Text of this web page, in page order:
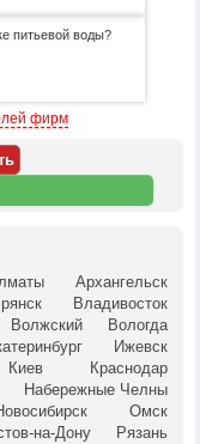
питьевой воды?
фирм
Архангельск
Владивосток
Волжский
Вологда
Ижевск
Киев
Краснодар
Набережные Челны
Омск
на-Дону Рязань